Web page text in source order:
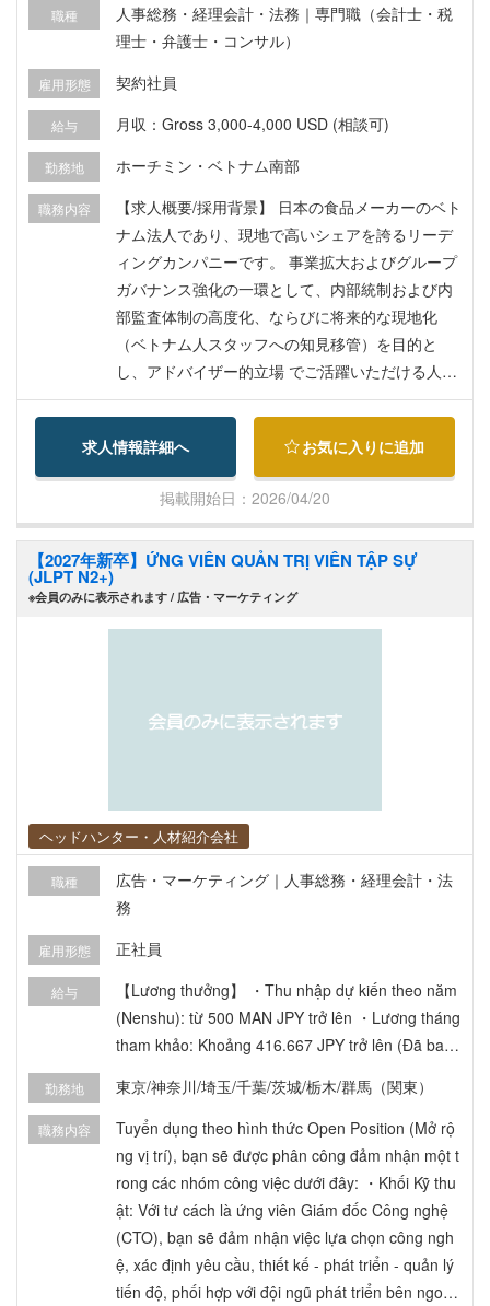
ả các công ty trong tập đoàn). ・Lập kế hoạch đầ
u tư, xây dựng ngân sách hàng năm và kế hoạch
nh tài chính). ・Các nghiệp vụ kế hoạch kinh doa
nh khác của tập đoàn.
職種
人事総務・経理会計・法務｜専門職（会計士・税
理士・弁護士・コンサル）
雇用形態 契約社員
給与 月収：Gross 3,000-4,000 USD (相談可)
勤務地 ホーチミン・ベトナム南部
職務内容
【求人概要/採用背景】 日本の食品メーカーのベト
ナム法人であり、現地で高いシェアを誇るリーデ
ィングカンパニーです。 事業拡大およびグループ
ガバナンス強化の一環として、内部統制および内
部監査体制の高度化、ならびに将来的な現地化
（ベトナム人スタッフへの知見移管）を目的と
し、アドバイザー的立場 でご活躍いただける人材
を募集します。 現在、内部統制関連業務を担うチ
ームは 課長含め 3 名（全員ベトナム人スタッフ）
で構成されています。 本ポジションは管理職では
なく、同チームに対して専門的観点から助言・支
援を行う役割を想定しています。 【役割・ミッシ
ョン】 ・日本基準を参考にした 内部統制・内部監
査の専門知見を活用し、現地チームへの助言・レ
ビューを行う ・ベトナム人スタッフへの OJT・指
案 ・内部監査計画、監査手法、監査報告書の品質
本社とのコミュニケーション支援 ・現地チームメ
ンバーへの指導・育成（実務ベース） ※実務の主
担当ではなく、アドバイザー／メンター的立場 を
想定しています。
求人情報詳細へ お気に入りに追加
掲載開始日：2026/04/20
【2027年新卒】ỨNG VIÊN QUẢN TRỊ VIÊN TẬP SỰ
(JLPT N2+)
※会員のみに表示されます / 広告・マーケティング
ヘッドハンター・人材紹介会社
職種
広告・マーケティング｜人事総務・経理会計・法
務
雇用形態 正社員
給与
【Lương thưởng】 ・Thu nhập dự kiến theo năm
(Nenshu): từ 500 MAN JPY trở lên ・Lương tháng
tham khảo: Khoảng 416.667 JPY trở lên (Đã bao
vượt quá sẽ được trả thêm toàn bộ). ・Tăng lươn
g / Thưởng: 2 lần/năm (Dựa trên thành tích của c
ông ty và đánh giá năng lực cá nhân). 【Phúc lợ
i】 ・Đóng đầy đủ các loại bảo hiểm xã hội. ・Hỗ
trợ chi phí đi lại (Tối đa 30.000 JPY/tháng). ・Chu
yến đi thay đổi cuộc sống (Life-change trip / Tu n
ghiệp ở nước ngoài). ・Chế độ khen thưởng, hỗ tr
ợ bữa ăn tại công ty. ・Chế độ đào tạo ngoại ng
勤務地 東京/神奈川/埼玉/千葉/茨城/栃木/群馬（関東）
職務内容
Tuyển dụng theo hình thức Open Position (Mở rộ
ng vị trí), bạn sẽ được phân công đảm nhận một t
rong các nhóm công việc dưới đây: ・Khối Kỹ thu
ật: Với tư cách là ứng viên Giám đốc Công nghệ
(CTO), bạn sẽ đảm nhận việc lựa chọn công ngh
ệ, xác định yêu cầu, thiết kế - phát triển - quản lý
tiến độ, phối hợp với đội ngũ phát triển bên ngoà